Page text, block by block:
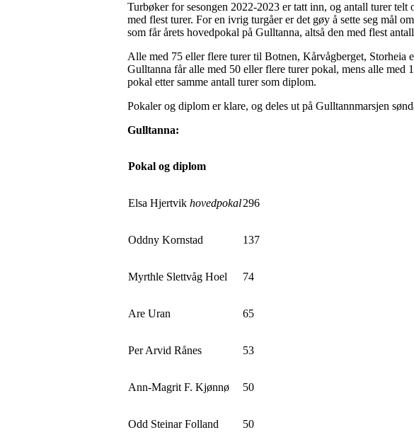
Turbøker for sesongen 2022-2023 er tatt inn, og antall turer
med flest turer. For en ivrig turgåer er det gøy å sette seg mål
som får årets hovedpokal på Gulltanna, altså den med flest
Alle med 75 eller flere turer til Botnen, Kårvågberget, Storheia
Gulltanna får alle med 50 eller flere turer pokal, mens alle
pokal etter samme antall turer som diplom.
Pokaler og diplom er klare, og deles ut på Gulltannmarsjen
Gulltanna:
Pokal og diplom
Elsa Hjertvik hovedpokal296
Oddny Kornstad 137
Myrthle Slettvåg Hoel 74
Are Uran 65
Per Arvid Rånes 53
Ann-Magrit F. Kjønnø 50
Odd Steinar Folland 50